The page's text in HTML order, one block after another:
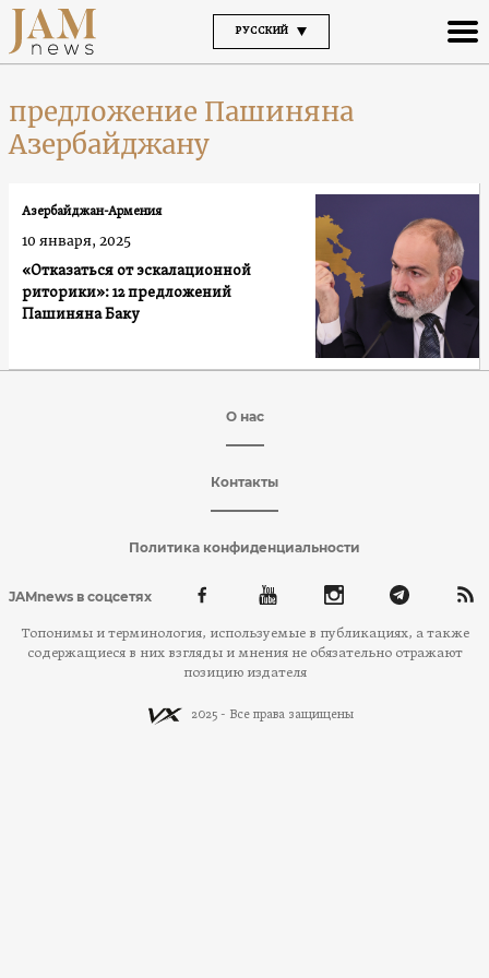
РУССКИЙ
предложение Пашиняна
Азербайджану
«Отказаться от эскалационной
риторики»: 12 предложений
Пашиняна Баку
Азербайджан-Армения
10 января, 2025
О нас
Контакты
Политика конфиденциальности
JAMnews в соцсетях
Топонимы и терминология, используемые в публикациях, а также
содержащиеся в них взгляды и мнения не обязательно отражают
позицию издателя
2025 - Все права защищены